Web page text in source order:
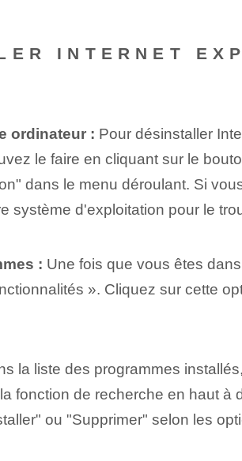
INTERNET
ordinateur : Pour désinstaller
le faire en cliquant sur le
dans le menu déroulant. Si
système d'exploitation pour le
: Une fois que vous êtes
». Cliquez sur cette
la liste des programmes
fonction de recherche en haut à
ou "Supprimer" selon les